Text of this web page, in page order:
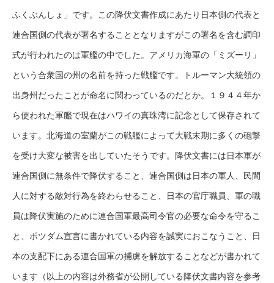
ふくぶんしょ」です。この降伏文書作成にあたり日本側の代表と
連合国側の代表が署名することとなりますがこの署名を含む調印
式が行われたのは軍艦の中でした。アメリカ海軍の「ミズーリ」
という合衆国の州の名前を持った戦艦です。トルーマン大統領の
出身州だったことが命名に関わっているのだとか。１９４４年か
ら使われた軍艦で現在はハワイの真珠湾に記念として保存されて
います。北海道の室蘭がこの戦艦によって大戦末期に多くの砲撃
を受け大変な被害を出していたそうです。降伏文書には日本軍が
連合国側に無条件で降伏すること、連合国側は日本の軍人、民間
人に対する敵対行為を終わらせること、日本の官庁職員、軍の職
員は降伏実施のために連合国軍最高司令官の必要な命令を守るこ
と、ポツダム宣言に書かれている内容を誠実におこなうこと、日
本の支配下にある連合国軍の捕虜を解放することなどが書かれて
います（以上の内容は外務省が公開している降伏文書内容を参考